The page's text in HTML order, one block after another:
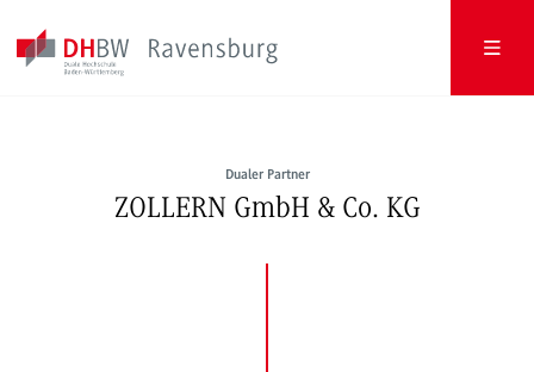
Dualer Partner
ZOLLERN GmbH & Co. KG